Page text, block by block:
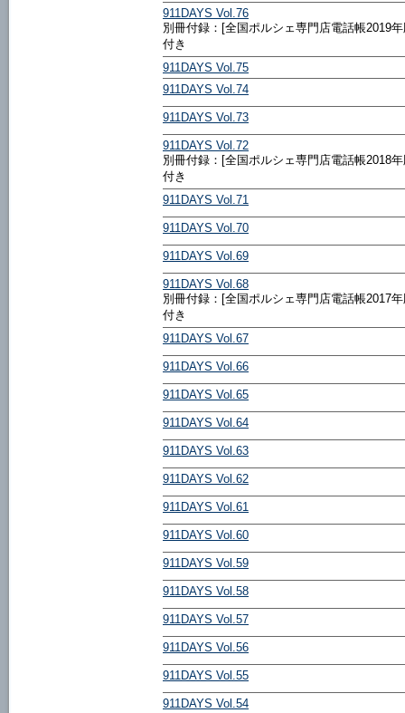
911DAYS Vol.76
別冊付録：[全国ポルシェ専門店電話帳2019
付き
911DAYS Vol.75
911DAYS Vol.74
911DAYS Vol.73
911DAYS Vol.72
別冊付録：[全国ポルシェ専門店電話帳2018
付き
911DAYS Vol.71
911DAYS Vol.70
911DAYS Vol.69
911DAYS Vol.68
別冊付録：[全国ポルシェ専門店電話帳2017
付き
911DAYS Vol.67
911DAYS Vol.66
911DAYS Vol.65
911DAYS Vol.64
911DAYS Vol.63
911DAYS Vol.62
911DAYS Vol.61
911DAYS Vol.60
911DAYS Vol.59
911DAYS Vol.58
911DAYS Vol.57
911DAYS Vol.56
911DAYS Vol.55
911DAYS Vol.54